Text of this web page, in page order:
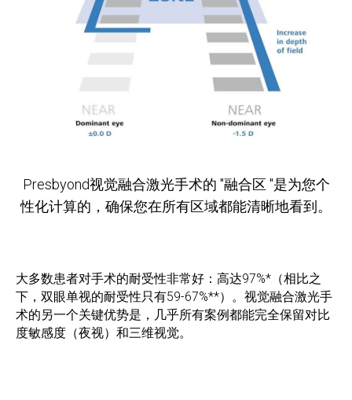
Presbyond视觉融合激光手术的 "融合区 "是为您个
性化计算的，确保您在所有区域都能清晰地看到。
大多数患者对手术的耐受性非常好：高达97%*（相比之
下，双眼单视的耐受性只有59-67%**）。视觉融合激光手
术的另一个关键优势是，几乎所有案例都能完全保留对比
度敏感度（夜视）和三维视觉。